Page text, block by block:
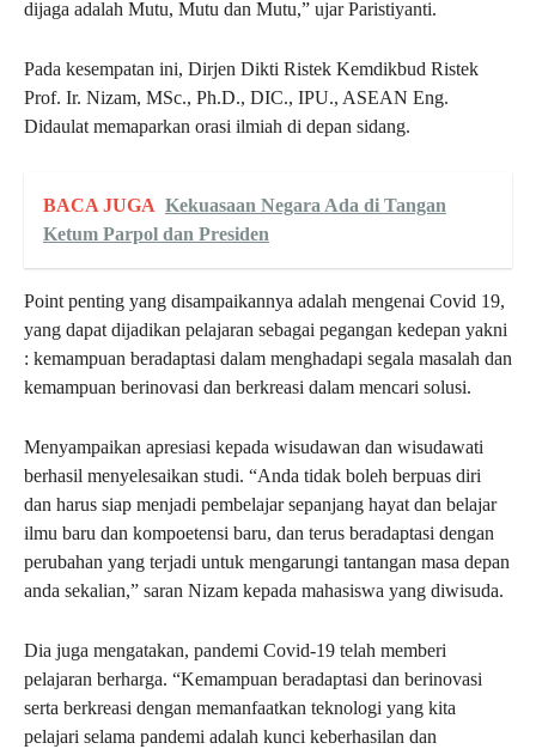
dijaga adalah Mutu, Mutu dan Mutu,” ujar Paristiyanti.
Pada kesempatan ini, Dirjen Dikti Ristek Kemdikbud Ristek
Prof. Ir. Nizam, MSc., Ph.D., DIC., IPU., ASEAN Eng.
Didaulat memaparkan orasi ilmiah di depan sidang.
BACA JUGA Kekuasaan Negara Ada di Tangan
Ketum Parpol dan Presiden
Point penting yang disampaikannya adalah mengenai Covid 19,
yang dapat dijadikan pelajaran sebagai pegangan kedepan yakni
: kemampuan beradaptasi dalam menghadapi segala masalah dan
kemampuan berinovasi dan berkreasi dalam mencari solusi.
Menyampaikan apresiasi kepada wisudawan dan wisudawati
berhasil menyelesaikan studi. “Anda tidak boleh berpuas diri
dan harus siap menjadi pembelajar sepanjang hayat dan belajar
ilmu baru dan kompoetensi baru, dan terus beradaptasi dengan
perubahan yang terjadi untuk mengarungi tantangan masa depan
anda sekalian,” saran Nizam kepada mahasiswa yang diwisuda.
Dia juga mengatakan, pandemi Covid-19 telah memberi
pelajaran berharga. “Kemampuan beradaptasi dan berinovasi
serta berkreasi dengan memanfaatkan teknologi yang kita
pelajari selama pandemi adalah kunci keberhasilan dan